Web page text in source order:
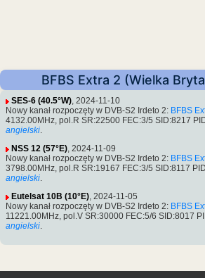
BFBS Extra 2 (Wielka
SES-6 (40.5°W), 2024-11-10
Nowy kanał rozpoczęty w DVB-S2 Irdeto 2: BFBS
4132.00MHz, pol.R SR:22500 FEC:3/5 SID:8217
angielski.
NSS 12 (57°E), 2024-11-09
Nowy kanał rozpoczęty w DVB-S2 Irdeto 2: BFBS
3798.00MHz, pol.R SR:19167 FEC:3/5 SID:8117
angielski.
Eutelsat 10B (10°E), 2024-11-05
Nowy kanał rozpoczęty w DVB-S2 Irdeto 2: BFBS
11221.00MHz, pol.V SR:30000 FEC:5/6 SID:8017
angielski.